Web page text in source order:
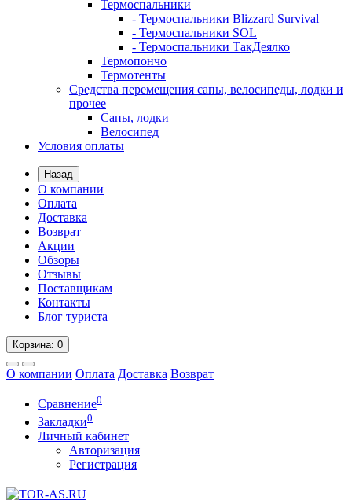
Термоспальники
- Термоспальники Blizzard Survival
- Термоспальники SOL
- Термоспальники ТакДеялко
Термопончо
Термотенты
Средства перемещения сапы, велосипеды, лодки и
прочее
Сапы, лодки
Велосипед
Условия оплаты
Назад
О компании
Оплата
Доставка
Возврат
Акции
Обзоры
Отзывы
Поставщикам
Контакты
Блог туриста
Корзина: 0
О компании Оплата Доставка Возврат
Сравнение0
Закладки0
Личный кабинет
Авторизация
Регистрация